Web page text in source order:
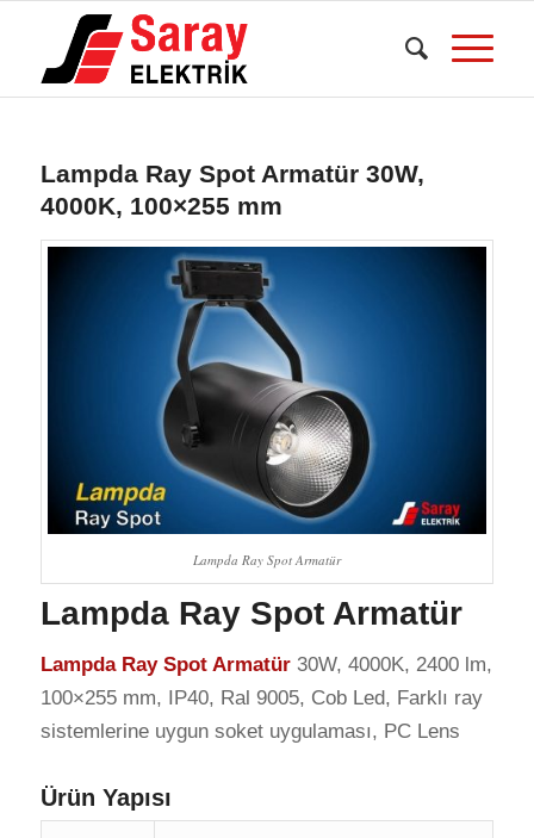
Lampda Ray Spot Armatür 30W,
4000K, 100×255 mm
Lampda Ray Spot Armatür
Lampda Ray Spot Armatür
Lampda Ray Spot Armatür30W, 4000K, 2400 lm,
100×255 mm, IP40, Ral 9005, Cob Led, Farklı ray
sistemlerine uygun soket uygulaması, PC Lens
Ürün Yapısı